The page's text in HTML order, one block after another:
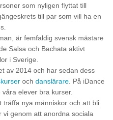
som nyligen flyttat till
till par som vill ha en
är femfaldig svensk mästare
Salsa och Bachata aktivt
i Sverige.
av 2014 och har sedan dess
och danslärare. På iDance
elever bra kurser.
träffa nya människor och att bli
vi genom att anordna sociala